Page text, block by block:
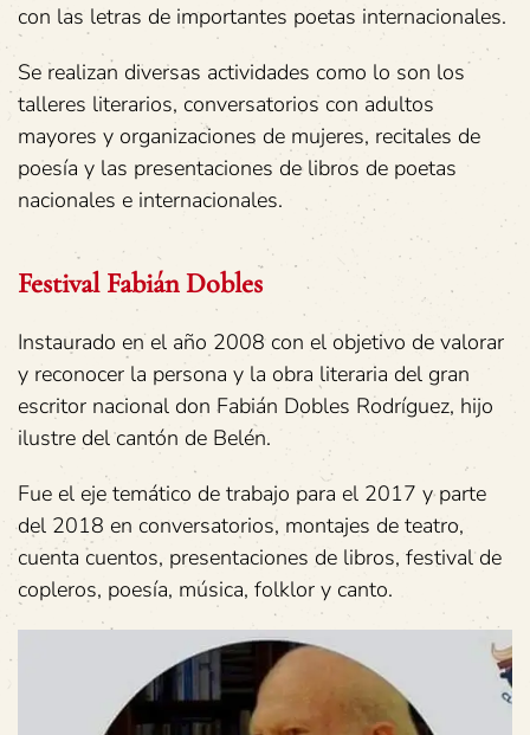
con las letras de importantes poetas internacionales.
Se realizan diversas actividades como lo son los
talleres literarios, conversatorios con adultos
mayores y organizaciones de mujeres, recitales de
poesía y las presentaciones de libros de poetas
nacionales e internacionales.
Festival Fabián Dobles
Instaurado en el año 2008 con el objetivo de valorar
y reconocer la persona y la obra literaria del gran
escritor nacional don Fabián Dobles Rodríguez, hijo
ilustre del cantón de Belén.
Fue el eje temático de trabajo para el 2017 y parte
del 2018 en conversatorios, montajes de teatro,
cuenta cuentos, presentaciones de libros, festival de
copleros, poesía, música, folklor y canto.